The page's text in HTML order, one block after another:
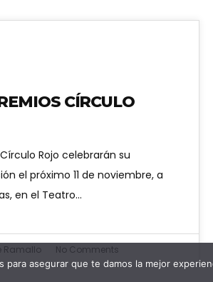
CÍRCULO
Rojo celebrarán su
el próximo 11 de noviembre, a
en el Teatro…
Ramallo No Comments
para asegurar que te damos la mejor